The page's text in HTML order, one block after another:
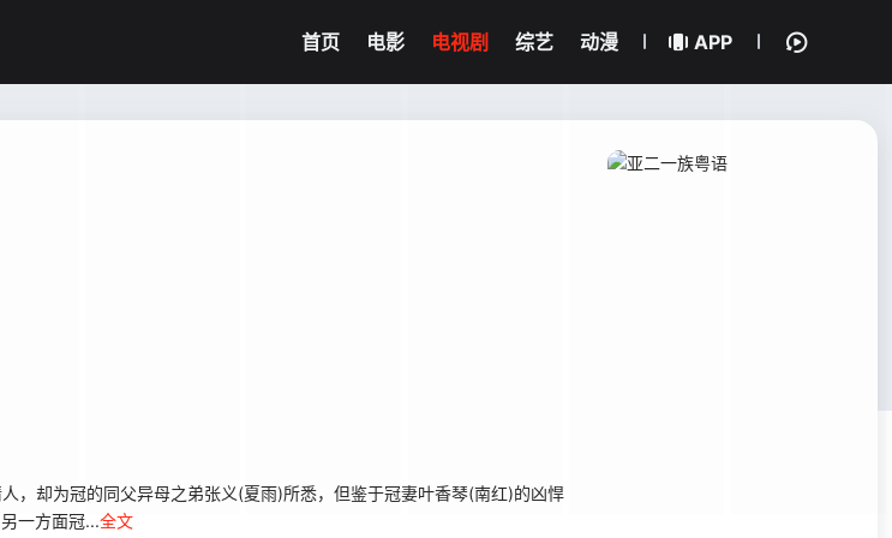
首页 电影 电视剧 综艺 动漫 APP
却为冠的同父异母之弟张义(夏雨)所悉，但鉴于冠妻叶香琴(南红)的凶悍
一方面冠...全文